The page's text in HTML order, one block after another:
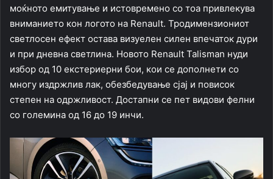
моќното емитување и истовремено со тоа привлекува
вниманието кон логото на Renault. Тродимензиониот
светлосен ефект остава визуелен силен впечаток дури
и при дневна светлина. Новото Renault Talisman нуди
избор од 10 екстериерни бои, кои се дополнети со
многу издржлив лак, обезбедување сјај и повисок
степен на одржливост. Достапни се пет видови фелни
со големина од 16 до 19 инчи.